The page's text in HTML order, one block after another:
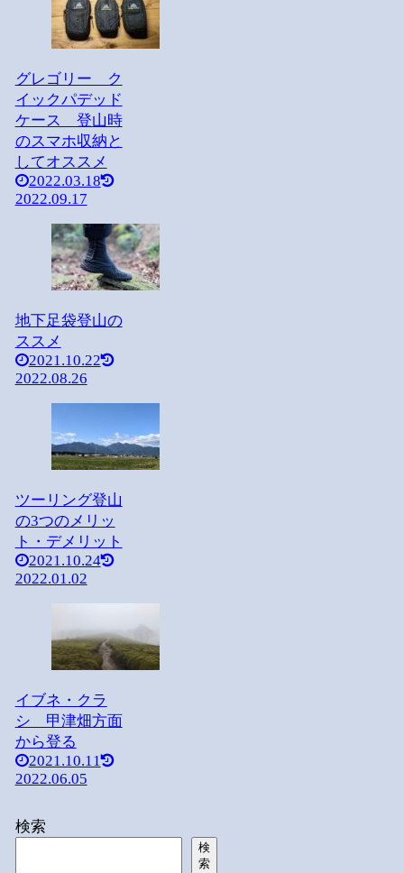
グレゴリー ク
イックパデッド
ケース 登山時
のスマホ収納と
してオススメ
2022.03.18
2022.09.17
地下足袋登山の
ススメ
2021.10.22
2022.08.26
ツーリング登山
の3つのメリッ
ト・デメリット
2021.10.24
2022.01.02
イブネ・クラ
シ 甲津畑方面
から登る
2021.10.11
2022.06.05
検索
検
索